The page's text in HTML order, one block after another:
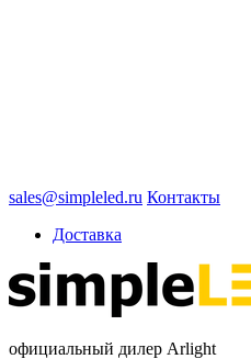
sales@simpleled.ru Контакты
Доставка
официальный дилер Arlight